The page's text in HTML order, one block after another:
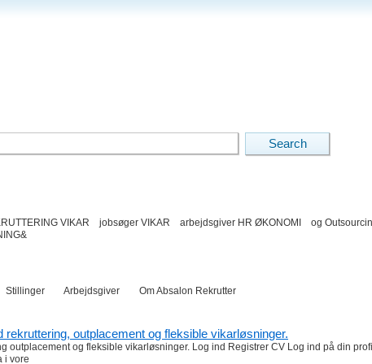
VIKAR jobsøger VIKAR arbejdsgiver HR ØKONOMI og
Stillinger Arbejdsgiver Om Absalon Rekrutter
outplacement og fleksible vikarløsninger.
outplacement og fleksible vikarløsninger. Log ind Registrer CV Log ind på din
i vore